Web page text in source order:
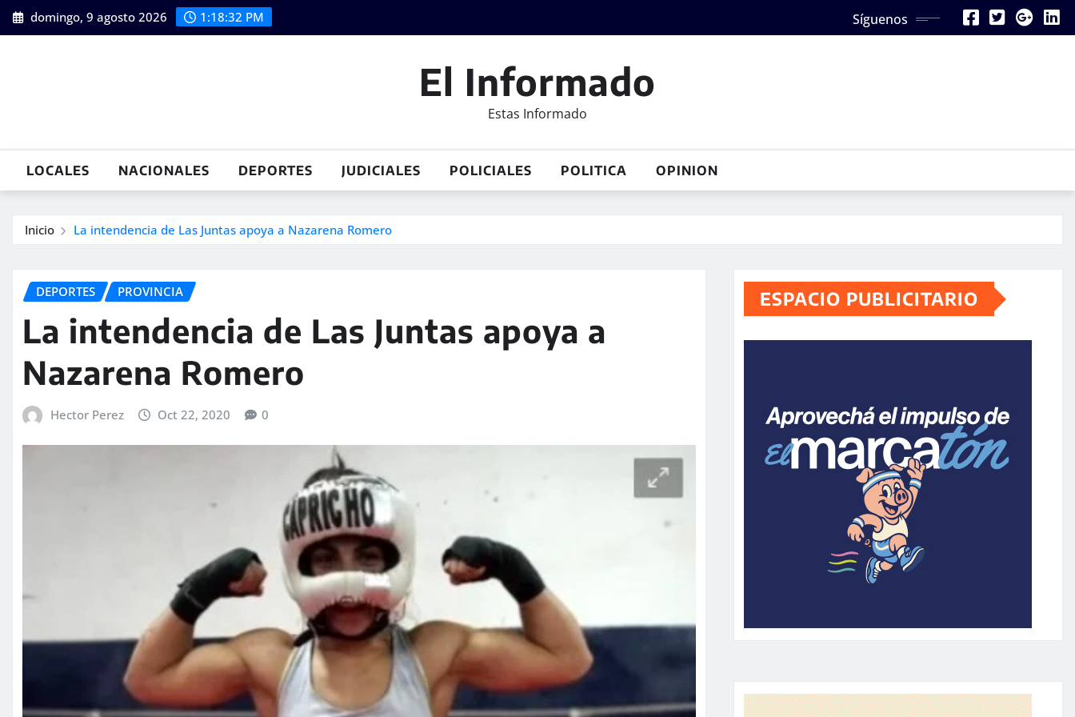
Saltar
al
domingo, 9 agosto 2026 1:18:34 PM Síguenos
El Informado
Estas Informado
LOCALES NACIONALES DEPORTES JUDICIALES POLICIALES POLITICA OPINION
Inicio La intendencia de Las Juntas apoya a Nazarena Romero
DEPORTES PROVINCIA
La intendencia de Las Juntas apoya a
Nazarena Romero
Hector Perez Oct 22, 2020 0
ESPACIO PUBLICITARIO